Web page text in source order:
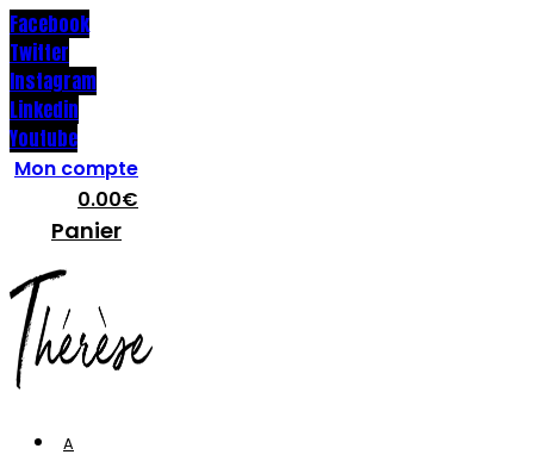
Facebook
Twitter
Instagram
Linkedin
Youtube
Mon compte
0.00€
Panier
A